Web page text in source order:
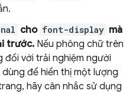
cho font-display mà
trước. Nếu phông chữ trên
với trải nghiệm người
để hiển thị một lượng
hãy cân nhắc sử dụng